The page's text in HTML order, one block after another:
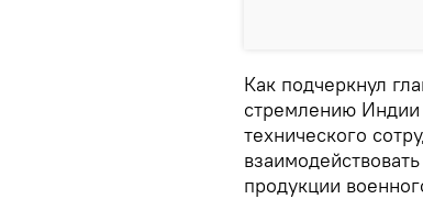
Как подчеркнул
стремлению Индии
технического
продукции